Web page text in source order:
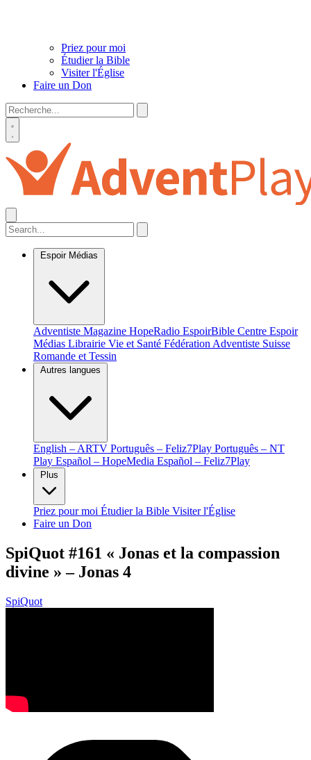
Priez pour moi
Étudier la Bible
Visiter l'Église
Faire un Don
Espoir Médias
Adventiste Magazine HopeRadio EspoirBible Centre Espoir
Médias Librairie Vie et Santé Fédération Adventiste Suisse
Romande et Tessin
Autres langues
English – ARTV Português – Feliz7Play Português – NT
Play Español – HopeMedia Español – Feliz7Play
Plus
Priez pour moi Étudier la Bible Visiter l'Église
Faire un Don
SpiQuot #161 « Jonas et la compassion
divine » – Jonas 4
SpiQuot